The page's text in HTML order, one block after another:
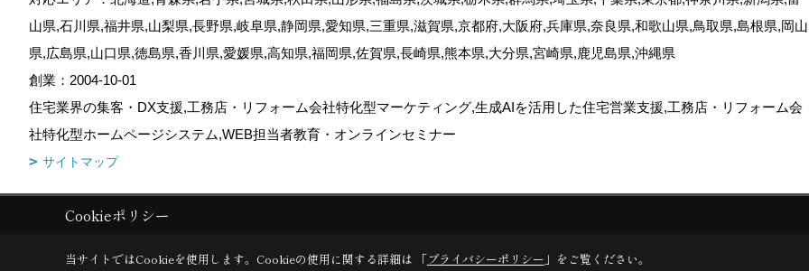
山県,石川県,福井県,山梨県,長野県,岐阜県,静岡県,愛知県,三重県,滋賀県,京都府,大阪府,兵庫県,奈良県,和歌山県,鳥取県,島根県,岡山
県,広島県,山口県,徳島県,香川県,愛媛県,高知県,福岡県,佐賀県,長崎県,熊本県,大分県,宮崎県,鹿児島県,沖縄県
創業：2004-10-01
住宅業界の集客・DX支援,工務店・リフォーム会社特化型マーケティング,生成AIを活用した住宅営業支援,工務店・リフォーム会
社特化型ホームページシステム,WEB担当者教育・オンラインセミナー
サイトマップ
Copyright (c) GODDESS CREATE. All Rights Reserved.
Cookieポリシー
当サイトではCookieを使用します。 Cookieの使用に関する詳細は 「プライバシーポリシー 」をご覧ください。